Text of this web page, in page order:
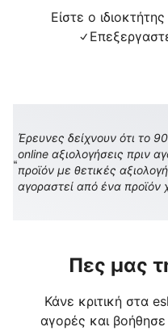
Είστε ο
Έρευνες δείχνουν ότι το
online αξιολογήσεις πριν
προϊόν με θετικές
αγοραστεί από ένα προϊόν
Πες μας
Κάνε κριτική στα
αγορές και